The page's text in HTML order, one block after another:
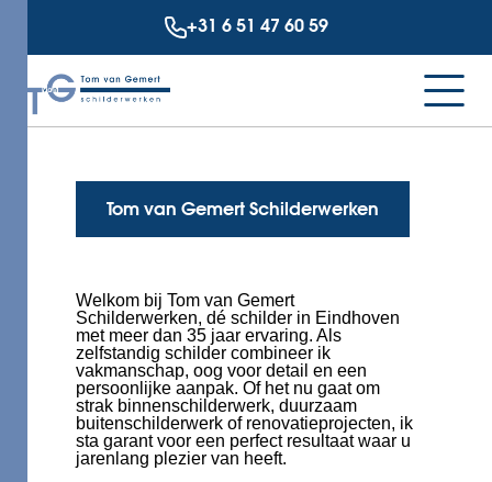
+31 6 51 47 60 59
Tom van Gemert Schilderwerken
Welkom bij Tom van Gemert
Schilderwerken, dé schilder in Eindhoven
met meer dan 35 jaar ervaring. Als
zelfstandig schilder combineer ik
vakmanschap, oog voor detail en een
persoonlijke aanpak. Of het nu gaat om
strak binnenschilderwerk, duurzaam
buitenschilderwerk of renovatieprojecten, ik
sta garant voor een perfect resultaat waar u
jarenlang plezier van heeft.